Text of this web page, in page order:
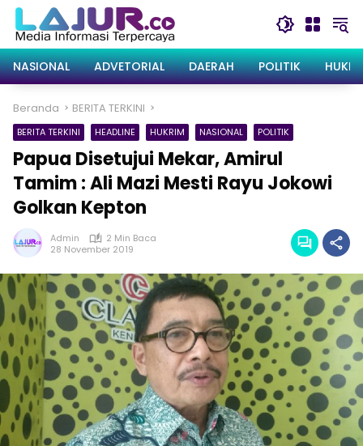
Langsung
konten
NASIONAL
ADVETORIAL DAERAH POLITIK
Beranda BERITA TERKINI
BERITA TERKINI HEADLINE HUKRIM NASIONAL POLITIK
Papua Disetujui Mekar, Amirul
Tamim : Ali Mazi Mesti Rayu Jokowi
Golkan Kepton
Admin
2 Min Baca
28 November 2019